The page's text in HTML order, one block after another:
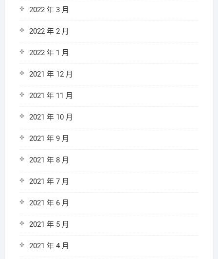
2022 年 3 月
2022 年 2 月
2022 年 1 月
2021 年 12 月
2021 年 11 月
2021 年 10 月
2021 年 9 月
2021 年 8 月
2021 年 7 月
2021 年 6 月
2021 年 5 月
2021 年 4 月